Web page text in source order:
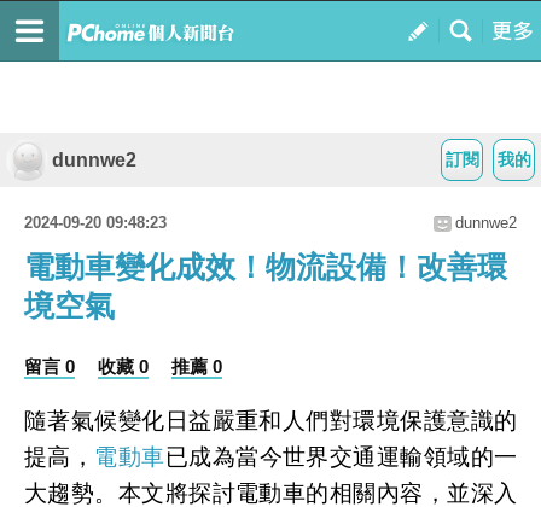
我的
訂閱
dunnwe2
2024-09-20 09:48:23 dunnwe2
電動車變化成效！物流設備！改善環
境空氣
留言 0 收藏 0 推薦 0
隨著氣候變化日益嚴重和人們對環境保護意識的
提高， 電動車已成為當今世界交通運輸領域的一
大趨勢。本文將探討電動車的相關內容，並深入